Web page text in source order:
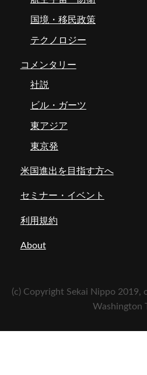
国境・移民政策
テクノロジー
コメンタリー
社説
ビル・ガーツ
東アジア
東京発
米国進出を目指す方へ
セミナー・イベント
利用規約
About
(c) Copyright Sekai Nippo 2019,
Washington